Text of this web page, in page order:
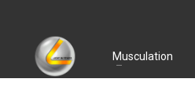
Musculation